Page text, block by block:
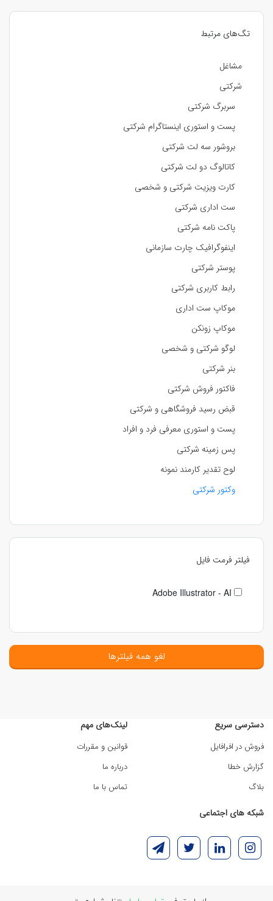
تگ‌های مرتبط
مشاغل
شرکتی
سربرگ شرکتی
پست و استوری اینستاگرام شرکتی
بروشور سه لت شرکتی
کاتالوگ دو لت شرکتی
کارت ویزیت شرکتی و شخصی
ست اداری شرکتی
پاکت نامه شرکتی
اینفوگرافیک چارت سازمانی
پوستر شرکتی
رابط کاربری شرکتی
موکاپ ست اداری
موکاپ زونکن
لوگو شرکتی و شخصی
بنر شرکتی
فاکتور فروش شرکتی
قبض رسید فروشگاهی و شرکتی
پست و استوری معرفی فرد و افراد
پس زمینه شرکتی
لوح تقدیر کارمند نمونه
وکتور شرکتی
فیلتر فرمت فایل
Adobe Illustrator - AI
لغو همه فیلترها
دسترسی سریع
فروش در افرافایل
گزارش خطا
بلاگ
لینک‌های مهم
قوانین و مقررات
درباره ما
تماس با ما
شبکه های اجتماعی